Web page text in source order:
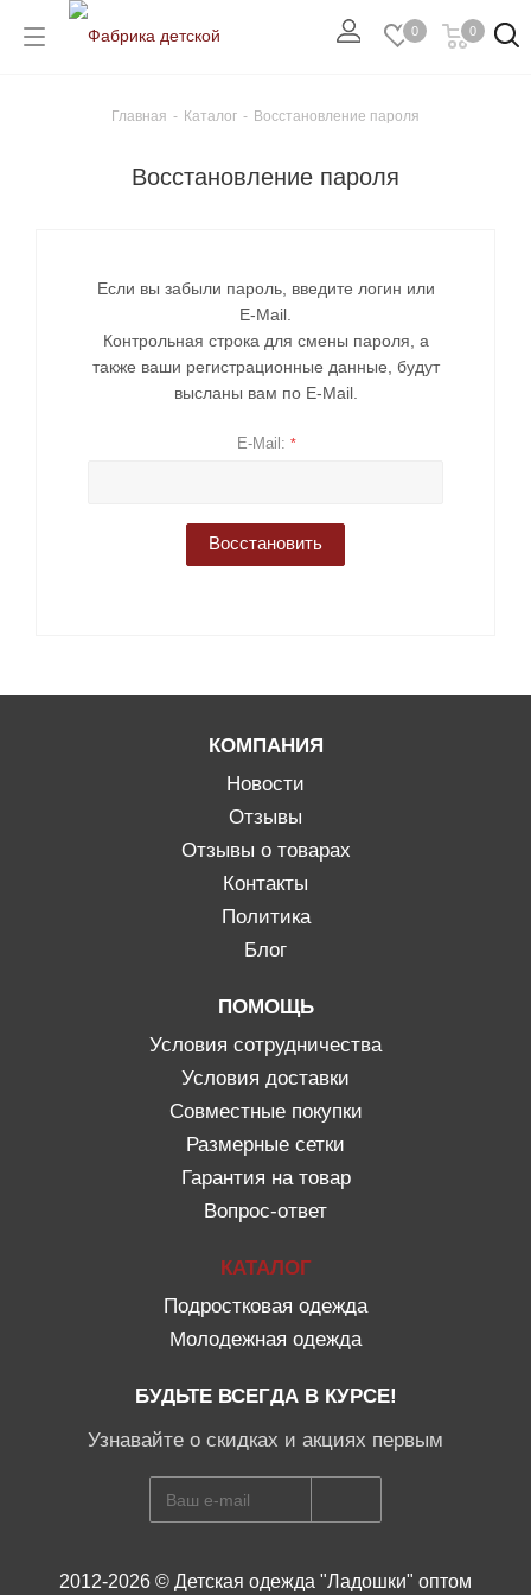
0 0
Главная - Каталог - Восстановление пароля
Восстановление пароля
Если вы забыли пароль, введите логин или
E-Mail.
Контрольная строка для смены пароля, а
также ваши регистрационные данные, будут
высланы вам по E-Mail.
E-Mail: *
Восстановить
КОМПАНИЯ
Новости
Отзывы
Отзывы о товарах
Контакты
Политика
Блог
ПОМОЩЬ
Условия сотрудничества
Условия доставки
Совместные покупки
Размерные сетки
Гарантия на товар
Вопрос-ответ
КАТАЛОГ
Подростковая одежда
Молодежная одежда
БУДЬТЕ ВСЕГДА В КУРСЕ!
Узнавайте о скидках и акциях первым
2012-2026 © Детская одежда "Ладошки" оптом